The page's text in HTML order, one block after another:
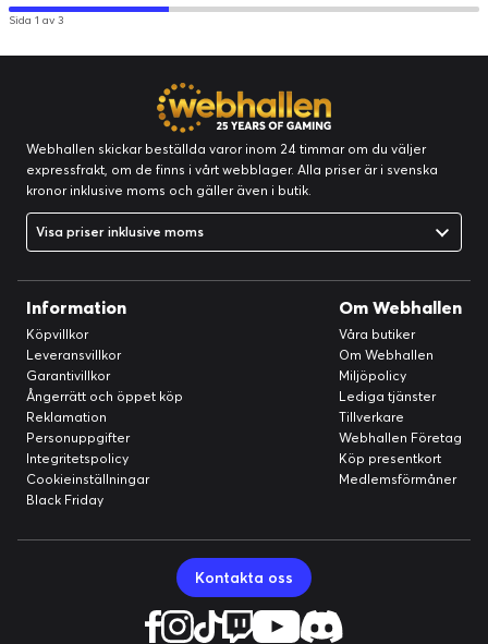
Sida 1 av 3
Webhallen skickar beställda varor inom 24 timmar om du väljer
expressfrakt, om de finns i vårt webblager. Alla priser är i svenska
kronor inklusive moms och gäller även i butik.
Visa priser inklusive moms
Information
Köpvillkor
Leveransvillkor
Garantivillkor
Ångerrätt och öppet köp
Reklamation
Personuppgifter
Integritetspolicy
Cookieinställningar
Black Friday
Om Webhallen
Våra butiker
Om Webhallen
Miljöpolicy
Lediga tjänster
Tillverkare
Webhallen Företag
Köp presentkort
Medlemsförmåner
Kontakta oss